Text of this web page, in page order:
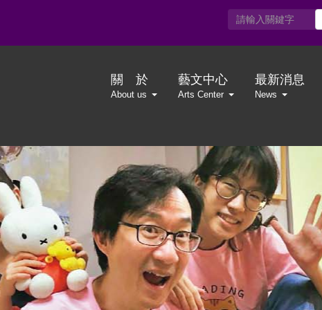
關 於
About us
藝文中心
Arts Center
最新消息
News